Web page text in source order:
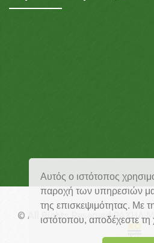
Αυτός ο ιστότοπος
παροχή των υπηρεσιών
της επισκεψιμότητας. Με
ιστότοπου, αποδέχεστε
© All Rights Reserved ΡΑΧΗΛ